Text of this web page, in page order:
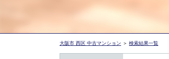
大阪市 西区 中古マンション ＞ 検索結果一覧